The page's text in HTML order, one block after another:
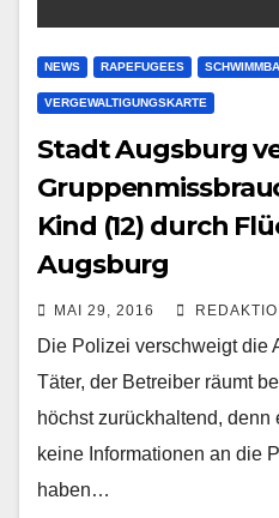
NEWS RAPEFUGEES
VERGEWALTIGUNGSKARTE
Stadt Augsburg
Kind (12) durch
Augsburg
MAI 29, 2016
Die Polizei verschweigt die
Täter, der Betreiber räumt
höchst zurückhaltend,
keine Informationen an die
haben…